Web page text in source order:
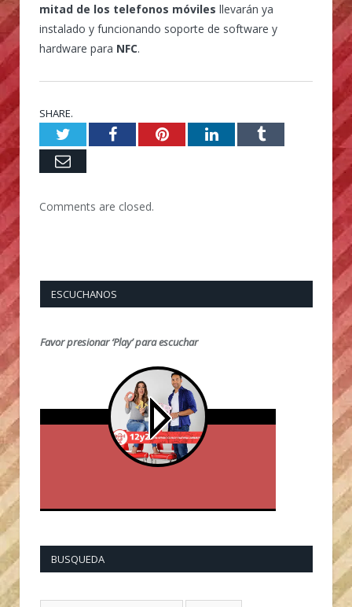
mitad de los telefonos móviles llevarán ya
instalado y funcionando soporte de software y
hardware para NFC.
SHARE.
TwitterFacebookPinterestLinkedInTumblr
Email
Comments are closed.
ESCUCHANOS
Favor presionar ‘Play’ para escuchar
BUSQUEDA